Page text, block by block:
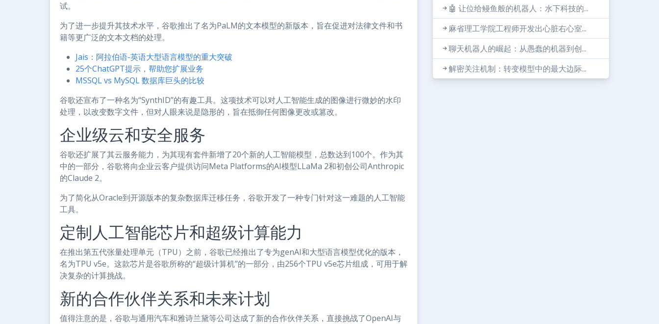
试。
为了进一步提升其技术水平，谷歌推出了名为PaLM的文本模型的新版本，旨在促进对法律文件和书
籍等更广泛的文本文档的处理。
Jais：阿拉伯语-英语大型语言模型的重大突破
25个ChatGPT提示，帮助您扩展业务
MSSQL vs MySQL 数据库巨头的比较
谷歌还宣布了一种名为“SynthID”的有趣工具。这项技术可以对人工智能生成的图像进行微妙的水印
处理，以改变数字文件，但对人眼来说是隐形的，旨在抵御任何图像更改或篡改。
企业级云和安全服务
谷歌还扩展了其云服务能力，为其现有套件新增了20个新的人工智能模型，总数达到100个。作为其
中的一部分，谷歌将向企业云客户提供访问Meta Platforms的AI模型LLaMa 2和初创公司Anthropic
的Claude 2。
为了简化从Oracle到开源版本的复杂数据库迁移任务，谷歌开发了一种专门针对这一难题的人工智能
工具。
定制人工智能芯片和超级计算能力
在推出第五代张量处理单元（TPU）之前，谷歌已经推出了专为genAI和大型语言模型优化的版本，
名为TPU v5e。这款芯片是谷歌所称的“超级计算机”的一部分，由256个TPU v5e芯片组成，可用于解
决复杂的计算挑战。
新的合作伙伴关系和未来计划
值得注意的是，谷歌与通用汽车和雅诗兰黛等公司达成了新的合作伙伴关系，直接挑战了OpenAI与
🤖 让位给鳗鱼般的机器人：水下科技的...
麻省理工学院工程师开发出心脏右心室...
聊天机器人的崛起：从愚蠢的机器到创...
解密关注机制：转变模型中的最大边际...